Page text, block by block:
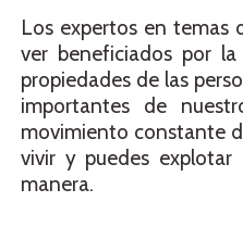
Los expertos en temas
ver beneficiados por
propiedades de las
importantes de
movimiento constante
vivir y puedes
manera.